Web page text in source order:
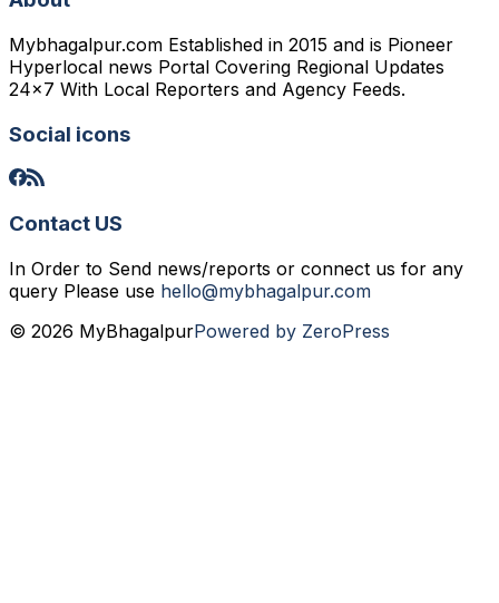
Mybhagalpur.com Established in 2015 and is Pioneer
Hyperlocal news Portal Covering Regional Updates
24x7 With Local Reporters and Agency Feeds.
Social icons
Contact US
In Order to Send news/reports or connect us for any
query Please use hello@mybhagalpur.com
© 2026 MyBhagalpurPowered by ZeroPress